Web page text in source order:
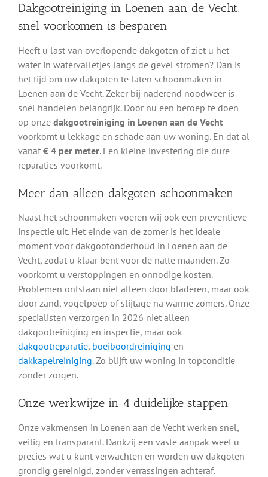
Dakgootreiniging in Loenen aan de Vecht:
snel voorkomen is besparen
Heeft u last van overlopende dakgoten of ziet u het
water in watervalletjes langs de gevel stromen? Dan is
het tijd om uw dakgoten te laten schoonmaken in
Loenen aan de Vecht. Zeker bij naderend noodweer is
snel handelen belangrijk. Door nu een beroep te doen
op onze dakgootreiniging in Loenen aan de Vecht
voorkomt u lekkage en schade aan uw woning. En dat al
vanaf€ 4 per meter. Een kleine investering die dure
reparaties voorkomt.
Meer dan alleen dakgoten schoonmaken
Naast het schoonmaken voeren wij ook een preventieve
inspectie uit. Het einde van de zomer is het ideale
moment voor dakgootonderhoud in Loenen aan de
Vecht, zodat u klaar bent voor de natte maanden. Zo
voorkomt u verstoppingen en onnodige kosten.
Problemen ontstaan niet alleen door bladeren, maar ook
door zand, vogelpoep of slijtage na warme zomers. Onze
specialisten verzorgen in 2026 niet alleen
dakgootreiniging en inspectie, maar ook
dakgootreparatie, boeiboordreiniging en
dakkapelreiniging. Zo blijft uw woning in topconditie
zonder zorgen.
Onze werkwijze in 4 duidelijke stappen
Onze vakmensen in Loenen aan de Vecht werken snel,
veilig en transparant. Dankzij een vaste aanpak weet u
precies wat u kunt verwachten en worden uw dakgoten
grondig gereinigd, zonder verrassingen achteraf.